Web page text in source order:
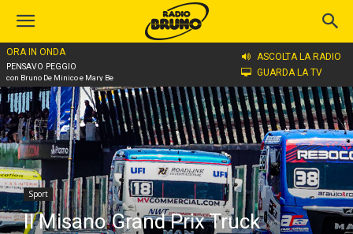
ORA IN ONDA
PENSAVO PEGGIO
con Bruno De Minico e Mary Be
ASCOLTA LA RADIO
GUARDA LA TV
Home
Sport
Il Misano Grand Prix Truck